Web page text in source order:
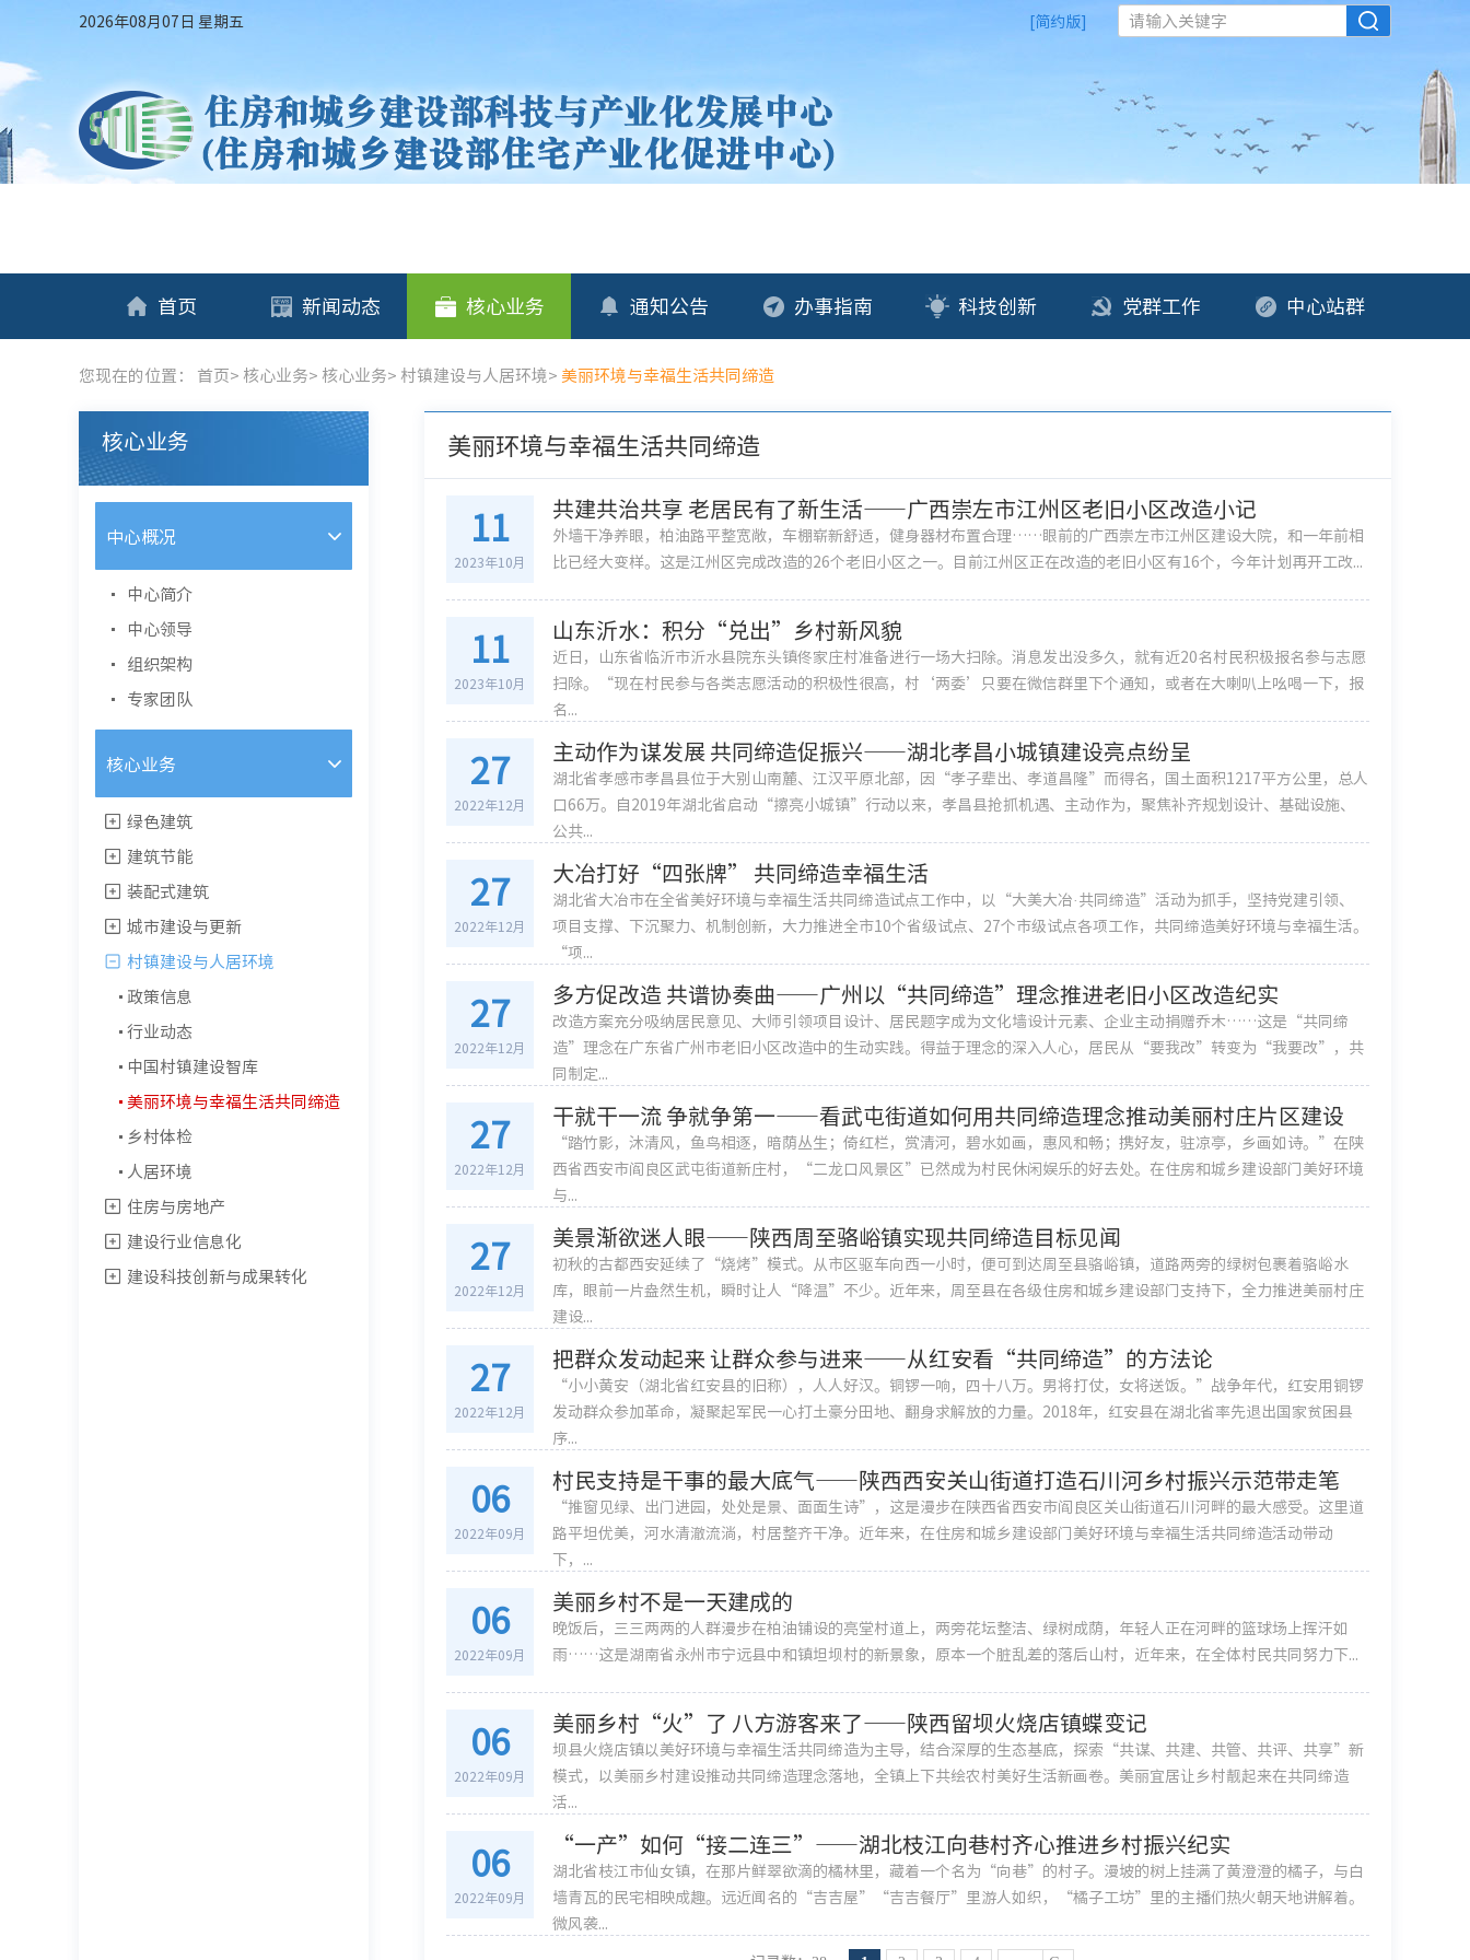
2026年08月07日 星期五 [简约版] 请输入关键字
首页 新闻动态 核心业务 通知公告 办事指南 科技创新 党群工作 中心站群
您现在的位置： 首页> 核心业务> 核心业务> 村镇建设与人居环境> 美丽环境与幸福生活共同缔造
核心业务
中心概况
中心简介
中心领导
组织架构
专家团队
核心业务
绿色建筑
建筑节能
装配式建筑
城市建设与更新
村镇建设与人居环境
政策信息
行业动态
中国村镇建设智库
美丽环境与幸福生活共同缔造
乡村体检
人居环境
住房与房地产
建设行业信息化
建设科技创新与成果转化
美丽环境与幸福生活共同缔造
11
2023年10月
共建共治共享 老居民有了新生活——广西崇左市江州区老旧小区改造小记
外墙干净养眼，柏油路平整宽敞，车棚崭新舒适，健身器材布置合理……眼前的广西崇左市江州区建设大院，和一年前相
比已经大变样。这是江州区完成改造的26个老旧小区之一。目前江州区正在改造的老旧小区有16个，今年计划再开工改...
11
2023年10月
山东沂水：积分“兑出”乡村新风貌
近日，山东省临沂市沂水县院东头镇佟家庄村准备进行一场大扫除。消息发出没多久，就有近20名村民积极报名参与志愿
扫除。“现在村民参与各类志愿活动的积极性很高，村‘两委’只要在微信群里下个通知，或者在大喇叭上吆喝一下，报
名...
27
2022年12月
主动作为谋发展 共同缔造促振兴——湖北孝昌小城镇建设亮点纷呈
湖北省孝感市孝昌县位于大别山南麓、江汉平原北部，因“孝子辈出、孝道昌隆”而得名，国土面积1217平方公里，总人
口66万。自2019年湖北省启动“擦亮小城镇”行动以来，孝昌县抢抓机遇、主动作为，聚焦补齐规划设计、基础设施、
公共...
27
2022年12月
大冶打好“四张牌” 共同缔造幸福生活
湖北省大冶市在全省美好环境与幸福生活共同缔造试点工作中，以“大美大冶·共同缔造”活动为抓手，坚持党建引领、
项目支撑、下沉聚力、机制创新，大力推进全市10个省级试点、27个市级试点各项工作，共同缔造美好环境与幸福生活。
“项...
27
2022年12月
多方促改造 共谱协奏曲——广州以“共同缔造”理念推进老旧小区改造纪实
改造方案充分吸纳居民意见、大师引领项目设计、居民题字成为文化墙设计元素、企业主动捐赠乔木……这是“共同缔
造”理念在广东省广州市老旧小区改造中的生动实践。得益于理念的深入人心，居民从“要我改”转变为“我要改”，共
同制定...
27
2022年12月
干就干一流 争就争第一——看武屯街道如何用共同缔造理念推动美丽村庄片区建设
“踏竹影，沐清风，鱼鸟相逐，暗荫丛生；倚红栏，赏清河，碧水如画，惠风和畅；携好友，驻凉亭，乡画如诗。”在陕
西省西安市阎良区武屯街道新庄村，“二龙口风景区”已然成为村民休闲娱乐的好去处。在住房和城乡建设部门美好环境
与...
27
2022年12月
美景渐欲迷人眼——陕西周至骆峪镇实现共同缔造目标见闻
初秋的古都西安延续了“烧烤”模式。从市区驱车向西一小时，便可到达周至县骆峪镇，道路两旁的绿树包裹着骆峪水
库，眼前一片盎然生机，瞬时让人“降温”不少。近年来，周至县在各级住房和城乡建设部门支持下，全力推进美丽村庄
建设...
27
2022年12月
把群众发动起来 让群众参与进来——从红安看“共同缔造”的方法论
“小小黄安（湖北省红安县的旧称），人人好汉。铜锣一响，四十八万。男将打仗，女将送饭。”战争年代，红安用铜锣
发动群众参加革命，凝聚起军民一心打土豪分田地、翻身求解放的力量。2018年，红安县在湖北省率先退出国家贫困县
序...
06
2022年09月
村民支持是干事的最大底气——陕西西安关山街道打造石川河乡村振兴示范带走笔
“推窗见绿、出门进园，处处是景、面面生诗”，这是漫步在陕西省西安市阎良区关山街道石川河畔的最大感受。这里道
路平坦优美，河水清澈流淌，村居整齐干净。近年来，在住房和城乡建设部门美好环境与幸福生活共同缔造活动带动
下，...
06
2022年09月
美丽乡村不是一天建成的
晚饭后，三三两两的人群漫步在柏油铺设的亮堂村道上，两旁花坛整洁、绿树成荫，年轻人正在河畔的篮球场上挥汗如
雨……这是湖南省永州市宁远县中和镇坦坝村的新景象，原本一个脏乱差的落后山村，近年来，在全体村民共同努力下...
06
2022年09月
美丽乡村“火”了 八方游客来了——陕西留坝火烧店镇蝶变记
坝县火烧店镇以美好环境与幸福生活共同缔造为主导，结合深厚的生态基底，探索“共谋、共建、共管、共评、共享”新
模式，以美丽乡村建设推动共同缔造理念落地，全镇上下共绘农村美好生活新画卷。美丽宜居让乡村靓起来在共同缔造
活...
06
2022年09月
“一产”如何“接二连三”——湖北枝江向巷村齐心推进乡村振兴纪实
湖北省枝江市仙女镇，在那片鲜翠欲滴的橘林里，藏着一个名为“向巷”的村子。漫坡的树上挂满了黄澄澄的橘子，与白
墙青瓦的民宅相映成趣。远近闻名的“吉吉屋”“吉吉餐厅”里游人如织，“橘子工坊”里的主播们热火朝天地讲解着。
微风袭...